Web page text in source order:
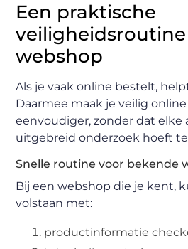
Een praktische
webshop
Als je vaak online bestelt,
Daarmee maak je veilig
eenvoudiger, zonder dat elke
uitgebreid onderzoek hoeft
Snelle routine voor bekende
Bij een webshop die je kent,
volstaan met:
productinformatie